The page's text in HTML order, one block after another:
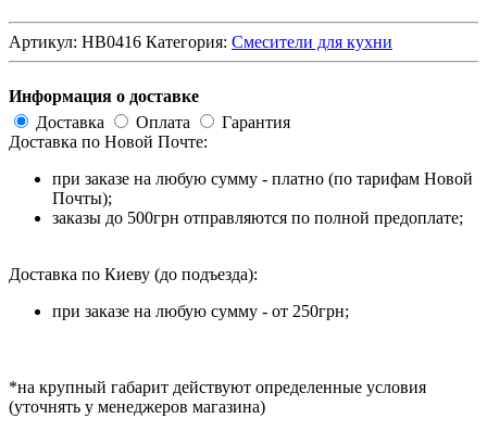
Артикул: HB0416 Категория: Смесители для кухни
Информация о доставке
Доставка
Оплата
Гарантия
Доставка по Новой Почте:
при заказе на любую сумму - платно (по тарифам Новой
Почты);
заказы до 500грн отправляются по полной предоплате;
Доставка по Киеву (до подъезда):
при заказе на любую сумму - от 250грн;
*на крупный габарит действуют определенные условия
(уточнять у менеджеров магазина)